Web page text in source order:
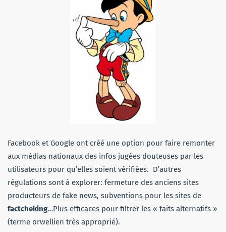
Facebook et Google ont créé une option pour faire remonter
aux médias nationaux des infos jugées douteuses par les
utilisateurs pour qu’elles soient vérifiées. D’autres
régulations sont à explorer: fermeture des anciens sites
producteurs de fake news, subventions pour les sites de
factcheking…Plus efficaces pour filtrer les « faits alternatifs »
(terme orwellien très approprié).